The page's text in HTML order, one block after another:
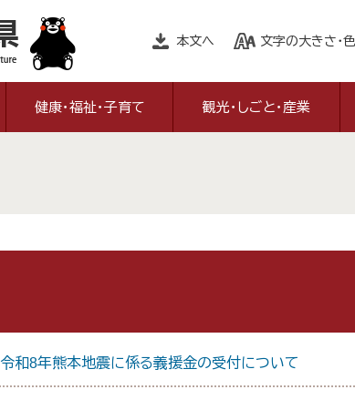
本文へ 文字の大きさ・
健康・福祉・子育て 観光・しごと・産業
令和8年熊本地震に係る義援金の受付について